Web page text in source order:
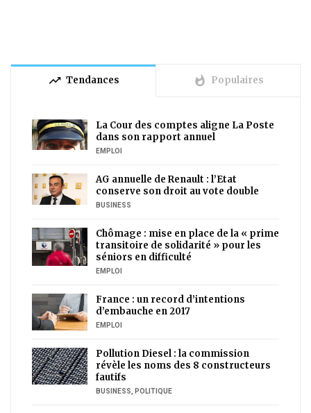
trending_up Tendances whatshot Populaires
La Cour des comptes aligne La Poste
dans son rapport annuel
EMPLOI
AG annuelle de Renault : l’Etat
conserve son droit au vote double
BUSINESS
Chômage : mise en place de la « prime
transitoire de solidarité » pour les
séniors en difficulté
EMPLOI
France : un record d’intentions
d’embauche en 2017
EMPLOI
Pollution Diesel : la commission
révèle les noms des 8 constructeurs
fautifs
BUSINESS POLITIQUE